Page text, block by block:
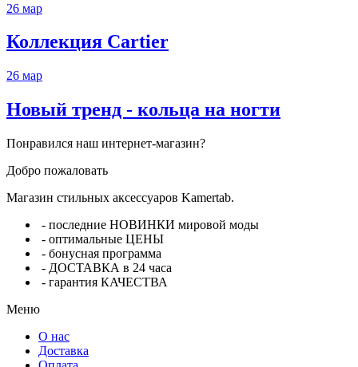
26 мар
Коллекция Cartier
26 мар
Новый тренд - кольца на ногти
Понравился наш интернет-магазин?
Добро пожаловать
Магазин стильных аксессуаров Kamertab.
- последние НОВИНКИ мировой моды
- оптимальные ЦЕНЫ
- бонусная программа
- ДОСТАВКА в 24 часа
- гарантия КАЧЕСТВА
Меню
О нас
Доставка